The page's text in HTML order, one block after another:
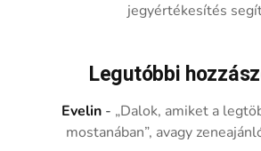
jegyértékesítés
Legutóbbi
Evelin - „Dalok, amiket a
mostanában”, avagy